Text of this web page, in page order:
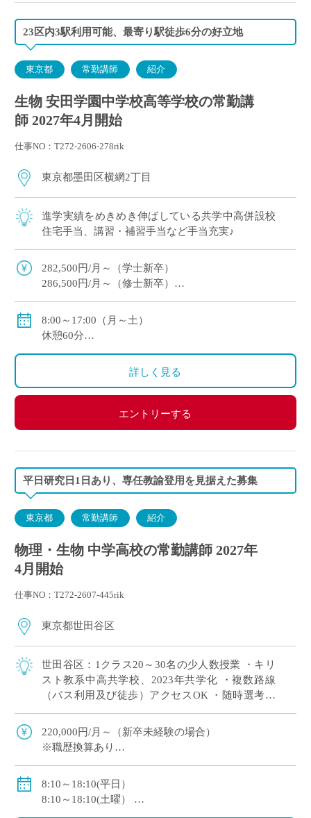
23区内3駅利用可能、最寄り駅徒歩6分の好立地
東京都 常勤講師 紹介
生物 安田学園中学校高等学校の常勤講
師 2027年4月開始
仕事NO：T272-2606-278rik
東京都墨田区横網2丁目
進学実績をめきめき伸ばしている共学中高併設校
住宅手当、講習・補習手当など手当充実♪
282,500円/月～（学士新卒）
286,500円/月～（修士新卒）
賞与年2回（実績/年間5.2ヶ月+100,000円※新規採用者/
年間3.53ヶ月）
8:00～17:00（月～土）
休憩60分
詳しく見る
エントリーする
平日研究日1日あり、専任教諭登用を見据えた募集
東京都 常勤講師 紹介
物理・生物 中学高校の常勤講師 2027年
4月開始
仕事NO：T272-2607-445rik
東京都世田谷区
世田谷区：1クラス20～30名の少人数授業 ・キリ
スト教系中高共学校、2023年共学化 ・複数路線
（バス利用及び徒歩）アクセスOK ・随時選考で
220,000円/月～（新卒未経験の場合）
※職歴換算あり
私学共済加入
8:10～18:10(平日）
8:10～18:10(土曜）